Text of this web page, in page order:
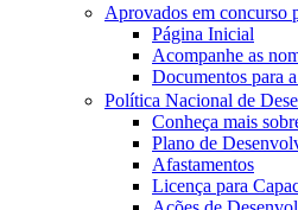
Aprovados em concurso
Página Inicial
Acompanhe as
Documentos para
Política Nacional de
Conheça mais
Plano de
Afastamentos
Licença para